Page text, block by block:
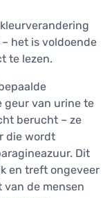
het is voldoende
te lezen.
geur van urine te
berucht – ze
die wordt
Dit
en treft ongeveer
van de mensen